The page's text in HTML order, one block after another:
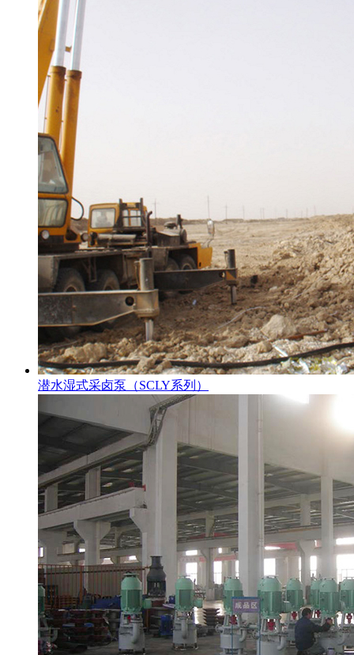
潜水湿式采卤泵（SCLY系列）